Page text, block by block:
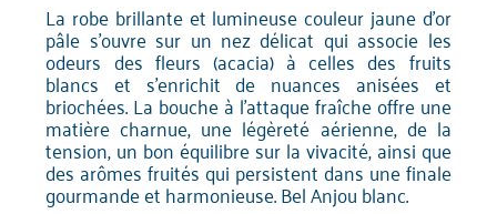
La robe brillante et lumineuse couleur jaune d'or
pâle s'ouvre sur un nez délicat qui associe les
odeurs des fleurs (acacia) à celles des fruits
blancs et s'enrichit de nuances anisées et
briochées. La bouche à l'attaque fraîche offre une
matière charnue, une légèreté aérienne, de la
tension, un bon équilibre sur la vivacité, ainsi que
des arômes fruités qui persistent dans une finale
gourmande et harmonieuse. Bel Anjou blanc.